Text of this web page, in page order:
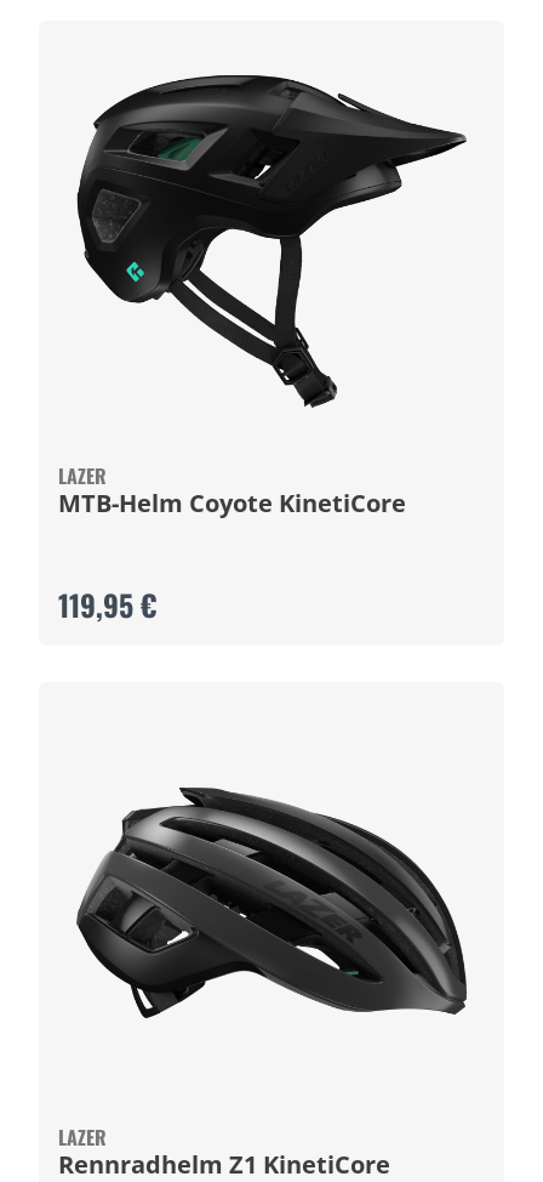
LAZER
MTB-Helm Coyote KinetiCore
119,95 €
LAZER
Rennradhelm Z1 KinetiCore